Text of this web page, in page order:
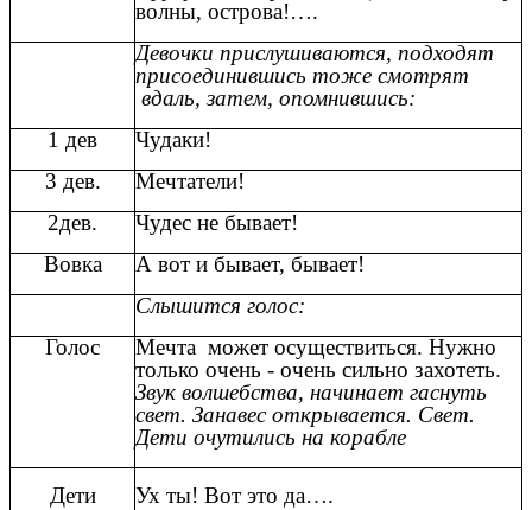
волны, острова!….
Девочки прислушиваются, подходят
присоединившись тоже смотрят
вдаль, затем, опомнившись:
1 дев
Чудаки!
3 дев.
Мечтатели!
2дев.
Чудес не бывает!
Вовка
А вот и бывает, бывает!
Слышится голос:
Голос
Мечта может осуществиться. Нужно
только очень - очень сильно захотеть.
Звук волшебства, начинает гаснуть
свет. Занавес открывается. Свет.
Дети очутились на корабле
Дети
Ух ты! Вот это да….